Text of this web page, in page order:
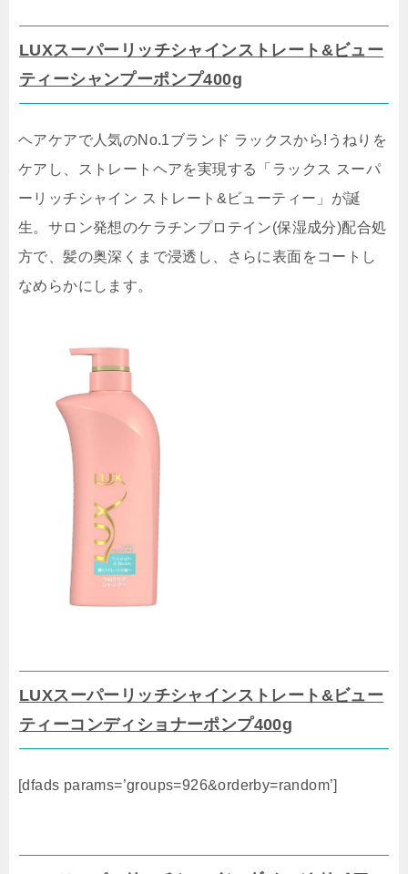
LUXスーパーリッチシャインストレート&ビュー
ティーシャンプーポンプ400g
ヘアケアで人気のNo.1ブランド ラックスから!うねりを
ケアし、ストレートヘアを実現する「ラックス スーパ
ーリッチシャイン ストレート&ビューティー」が誕
生。サロン発想のケラチンプロテイン(保湿成分)配合処
方で、髪の奥深くまで浸透し、さらに表面をコートし
なめらかにします。
LUXスーパーリッチシャインストレート&ビュー
ティーコンディショナーポンプ400g
[dfads params=’groups=926&orderby=random’]